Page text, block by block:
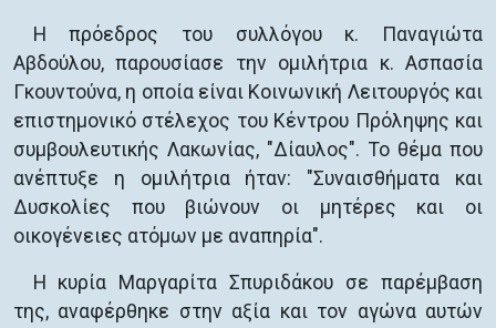
Η πρόεδρος του συλλόγου κ. Παναγιώτα
Αβδούλου, παρουσίασε την ομιλήτρια κ. Ασπασία
Γκουντούνα, η οποία είναι Κοινωνική Λειτουργός και
επιστημονικό στέλεχος του Κέντρου Πρόληψης και
συμβουλευτικής Λακωνίας, "Δίαυλος". Το θέμα που
ανέπτυξε η ομιλήτρια ήταν: "Συναισθήματα και
Δυσκολίες που βιώνουν οι μητέρες και οι
οικογένειες ατόμων με αναπηρία".
Η κυρία Μαργαρίτα Σπυριδάκου σε παρέμβαση
της, αναφέρθηκε στην αξία και τον αγώνα αυτών